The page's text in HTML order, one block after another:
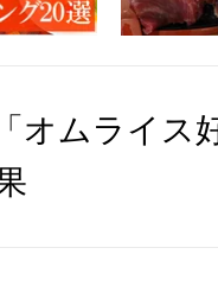
オムライス